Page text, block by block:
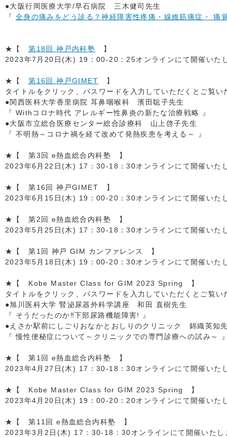
●大阪行岡医療大学/早石病院 三木健司先生
『 全身の痛みをどう診る？神経障害性疼痛・線維筋痛症・
★【第18回 神戸内科塾 】
2023年7月20日(木) 19：00-20：25オンラインにて開催いた
★【第16回 神戸GIMET 】
タイトルをクリック、パスワードを入力していただくとご覧
●関西医科大学香里病院 耳鼻咽喉科 濱田聡子先生
『 Withコロナ時代 アレルギー性鼻炎の新たな治療戦略 』
●大阪市立総合医療センター総合診療科 山上啓子先生
『 不明熱～コロナ禍を経て改めて発熱疾患を考える～ 』
★【 第3回 e熱血総合内科塾 】
2023年6月22日(木) 17：30-18：30オンラインにて開催いた
★【 第16回 神戸GIMET 】
2023年6月15日(木) 19：00-20：30オンラインにて開催いた
★【 第2回 e熱血総合内科塾 】
2023年5月25日(木) 17：30-18：30オンラインにて開催いた
★【 第1回 神戸 GIM カンファレンス 】
2023年5月18日(木) 19：00-20：30オンラインにて開催いた
★【 Kobe Master Class for GIM 2023 Spring 】
タイトルをクリック、パスワードを入力していただくとご覧
●旭川医科大学 腎泌尿器外科学講座 和田 直樹先生
『 そうだったのか‼下部尿路機能障害! 』
●えさか駅前にしごりおなかとおしりのクリニック 錦織英知
『 慢性便秘症について～クリニックでの専門診療への試み～
★【 第1回 e熱血総合内科塾 】
2023年4月27日(木) 17：30-18：30オンラインにて開催いた
★【 Kobe Master Class for GIM 2023 Spring 】
2023年4月20日(木) 19：00-20：20オンラインにて開催いた
★【 第11回 e熱血総合内科塾 】
2023年3月2日(木) 17：30-18：30オンラインにて開催いたし